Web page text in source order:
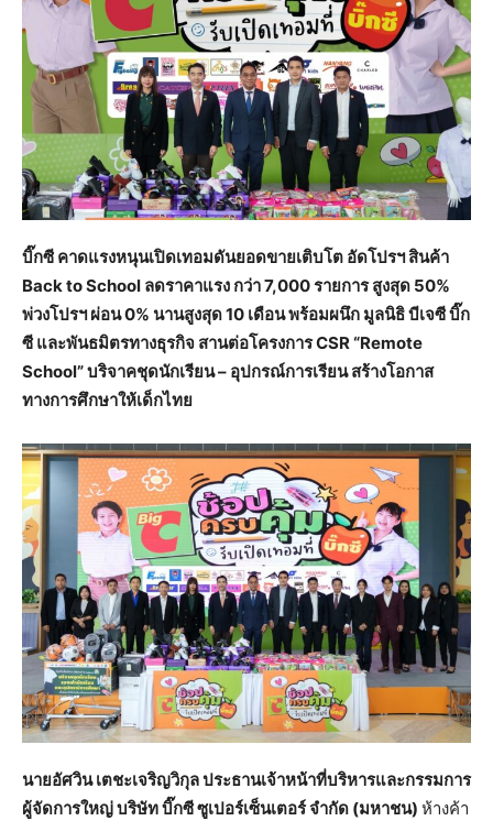
บิ๊กซี คาดแรงหนุนเปิดเทอมดันยอดขายเติบโต อัดโปรฯ สินค้า
Back to School ลดราคาแรง กว่า 7,000 รายการ สูงสุด 50%
พ่วงโปรฯ ผ่อน 0% นานสูงสุด 10 เดือน พร้อมผนึก มูลนิธิ บีเจซี บิ๊ก
ซี และพันธมิตรทางธุรกิจ สานต่อโครงการ CSR “Remote
School” บริจาคชุดนักเรียน – อุปกรณ์การเรียน สร้างโอกาส
ทางการศึกษาให้เด็กไทย
นายอัศวิน เตชะเจริญวิกุล ประธานเจ้าหน้าที่บริหารและกรรมการ
ผู้จัดการใหญ่ บริษัท บิ๊กซี ซูเปอร์เซ็นเตอร์ จำกัด (มหาชน) ห้างค้า